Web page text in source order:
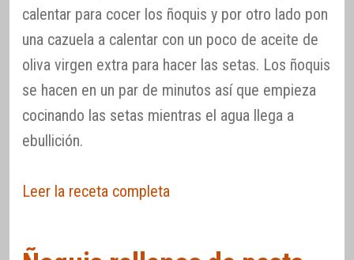
calentar para cocer los ñoquis y por otro lado pon
una cazuela a calentar con un poco de aceite de
oliva virgen extra para hacer las setas. Los ñoquis
se hacen en un par de minutos así que empieza
cocinando las setas mientras el agua llega a
ebullición.
Leer la receta completa